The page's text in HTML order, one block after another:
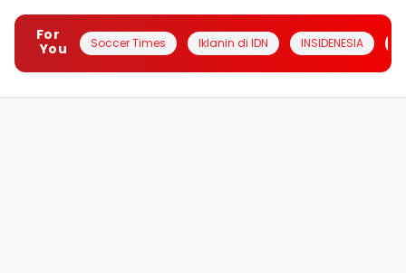
For
You
Soccer Times Iklanin di IDN INSIDENESIA